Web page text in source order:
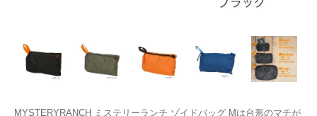
MYSTERYRANCH ミステリーランチ ゾイドバッグ Mは台形のマチが